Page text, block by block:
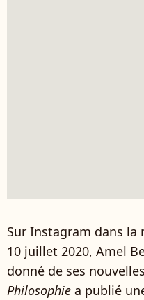
Sur Instagram dans
10 juillet 2020, Amel
donné de ses
Philosophie a publié